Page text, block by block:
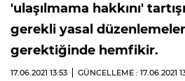
'ulaşılmama hakkını'
gerekli yasal
gerektiğinde hemfikir.
17.06.2021 13:53 GÜNCELLEME : 17.06.2021